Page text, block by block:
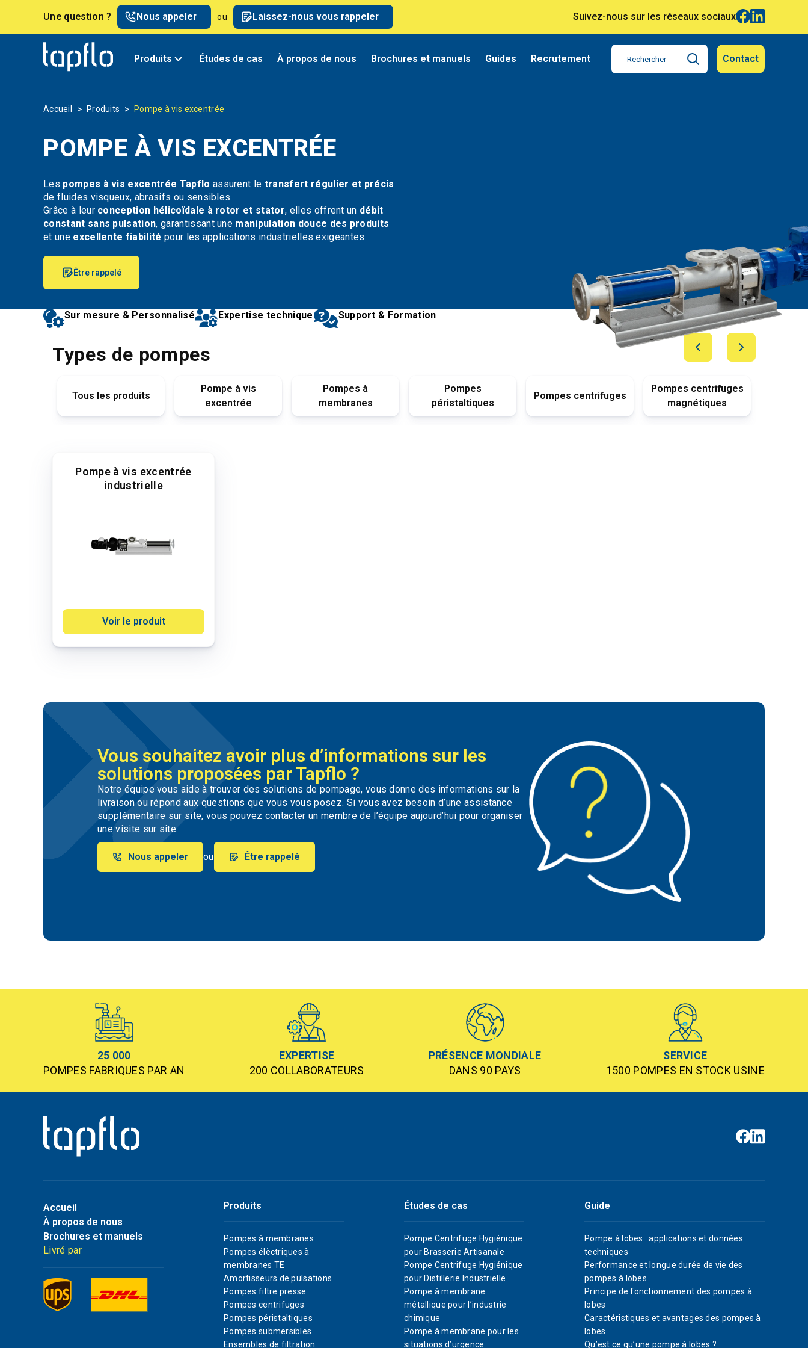
Une question ? Nous appeler ou Laissez-nous vous rappeler Suivez-nous sur les réseaux sociaux
Produits Études de cas À propos de nous Brochures et manuels Guides Recrutement Contact
Accueil > Produits > Pompe à vis excentrée
POMPE À VIS EXCENTRÉE
Les pompes à vis excentrée Tapflo assurent le transfert régulier et précis
de fluides visqueux, abrasifs ou sensibles.
Grâce à leur conception hélicoïdale à rotor et stator, elles offrent un débit
constant sans pulsation, garantissant une manipulation douce des produits
et une excellente fiabilité pour les applications industrielles exigeantes.
Être rappelé
Sur mesure & Personnalisé Expertise technique Support & Formation
Types de pompes
Tous les produits
Pompe à vis
excentrée
Pompes à
membranes
Pompes
péristaltiques
Pompes centrifuges
Pompes centrifuges
magnétiques
Pompe à vis excentrée
industrielle
Voir le produit
Vous souhaitez avoir plus d’informations sur les
solutions proposées par Tapflo ?
Notre équipe vous aide à trouver des solutions de pompage, vous donne des informations sur la
livraison ou répond aux questions que vous vous posez. Si vous avez besoin d’une assistance
supplémentaire sur site, vous pouvez contacter un membre de l’équipe aujourd’hui pour organiser
une visite sur site.
Nous appeler ou Être rappelé
25 000
POMPES FABRIQUES PAR AN
EXPERTISE
200 COLLABORATEURS
PRÉSENCE MONDIALE
DANS 90 PAYS
SERVICE
1500 POMPES EN STOCK USINE
Accueil
À propos de nous
Brochures et manuels
Livré par
Produits
Pompes à membranes
Pompes élèctriques à
membranes TE
Amortisseurs de pulsations
Pompes filtre presse
Pompes centrifuges
Pompes péristaltiques
Pompes submersibles
Ensembles de filtration
Études de cas
Pompe Centrifuge Hygiénique
pour Brasserie Artisanale
Pompe Centrifuge Hygiénique
pour Distillerie Industrielle
Pompe à membrane
métallique pour l’industrie
chimique
Pompe à membrane pour les
situations d’urgence
Guide
Pompe à lobes : applications et données
techniques
Performance et longue durée de vie des
pompes à lobes
Principe de fonctionnement des pompes à
lobes
Caractéristiques et avantages des pompes à
lobes
Qu’est ce qu’une pompe à lobes ?